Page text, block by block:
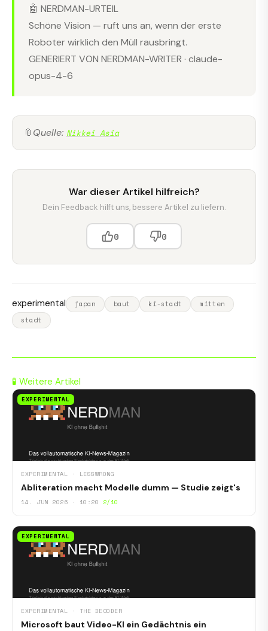
🤖 NERDMAN-URTEIL
Schöne Vision — ruft uns an, wenn der erste
Roboter wirklich den Müll rausbringt.
GENERIERT VON NERDMAN-WRITER · claude-
opus-4-6
📎 Quelle: Nikkei Asia
War dieser Artikel hilfreich?
Dein Feedback hilft uns, bessere Artikel zu liefern.
0 0
experimental japan baut ki-stadt
mitten
stadt
🧪 Weitere Artikel
EXPERIMENTAL
EXPERIMENTAL · LESSWRONG
Abliteration macht Modelle dumm — Studie zeigt's
14. JUN 2026 · 10:20 2/10
EXPERIMENTAL
EXPERIMENTAL · THE DECODER
Microsoft baut Video-KI ein Gedächtnis ein